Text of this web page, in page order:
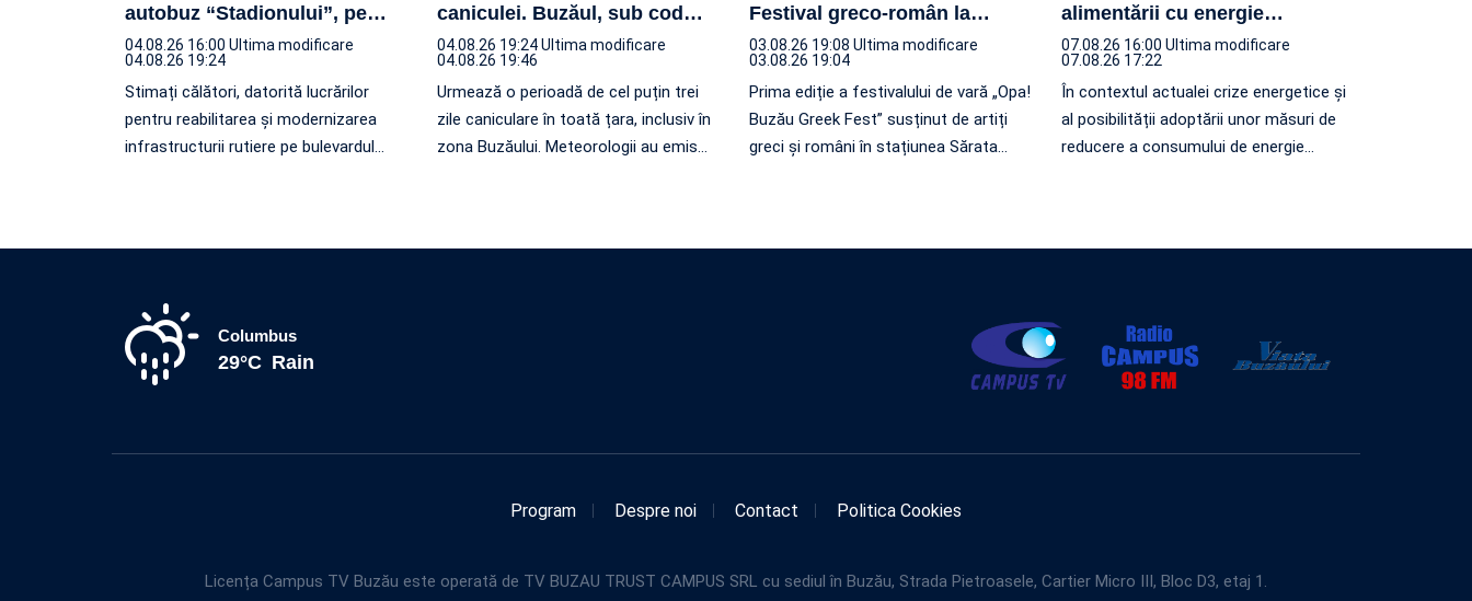
autobuz “Stadionului”, pe…
04.08.26 16:00 Ultima modificare
04.08.26 19:24
Stimați călători, datorită lucrărilor
pentru reabilitarea și modernizarea
infrastructurii rutiere pe bulevardul…
caniculei. Buzăul, sub cod…
04.08.26 19:24Ultima modificare
04.08.26 19:46
Urmează o perioadă de cel puțin trei
zile caniculare în toată țara, inclusiv în
zona Buzăului. Meteorologii au emis…
Festival greco-român la…
03.08.26 19:08 Ultima modificare
03.08.26 19:04
Prima ediție a festivalului de vară „Opa!
Buzău Greek Fest” susținut de artiți
greci și români în stațiunea Sărata…
alimentării cu energie…
07.08.26 16:00 Ultima modificare
07.08.26 17:22
În contextul actualei crize energetice și
al posibilității adoptării unor măsuri de
reducere a consumului de energie…
Columbus
29°C Rain
Program Despre noi Contact Politica Cookies
Licența Campus TV Buzău este operată de TV BUZAU TRUST CAMPUS SRL cu sediul în Buzău, Strada Pietroasele, Cartier Micro III, Bloc D3, etaj 1.